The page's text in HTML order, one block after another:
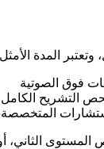
وتعتبر المدة
فوق الصوتية
التشريح
الثاني،